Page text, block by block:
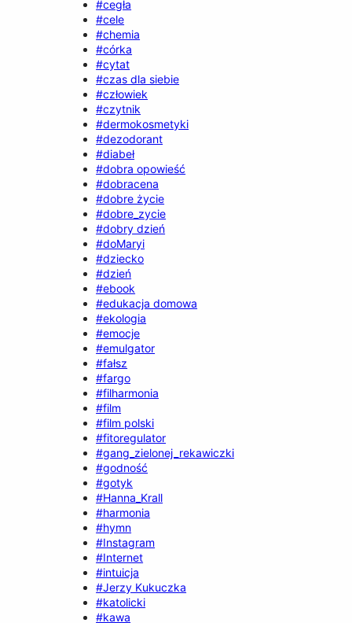
#cegła
#cele
#chemia
#córka
#cytat
#czas dla siebie
#człowiek
#czytnik
#dermokosmetyki
#dezodorant
#diabeł
#dobra opowieść
#dobracena
#dobre życie
#dobre_zycie
#dobry dzień
#doMaryi
#dziecko
#dzień
#ebook
#edukacja domowa
#ekologia
#emocje
#emulgator
#fałsz
#fargo
#filharmonia
#film
#film polski
#fitoregulator
#gang_zielonej_rekawiczki
#godność
#gotyk
#Hanna_Krall
#harmonia
#hymn
#Instagram
#Internet
#intuicja
#Jerzy Kukuczka
#katolicki
#kawa